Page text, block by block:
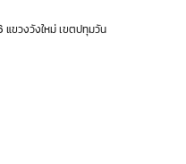
แขวงวังใหม่ เขตปทุมวัน